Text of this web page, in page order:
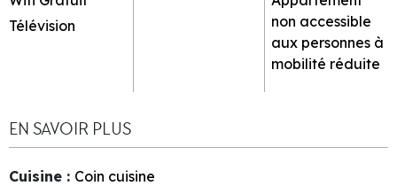
Télévision
non accessible
aux personnes à
mobilité réduite
EN SAVOIR PLUS
Cuisine : Coin cuisine